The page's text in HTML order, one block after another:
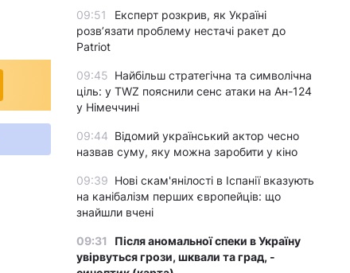
09:51
Експерт розкрив, як Україні
розвʼязати проблему нестачі ракет до
Patriot
09:45 Найбільш стратегічна та символічна
ціль: у TWZ пояснили сенс атаки на Ан-124
у Німеччині
09:44 Відомий український актор чесно
назвав суму, яку можна заробити у кіно
09:39 Нові скам'янілості в Іспанії вказують
на канібалізм перших європейців: що
знайшли вчені
09:31
Після аномальної спеки в Україну
увірвуться грози, шквали та град, -